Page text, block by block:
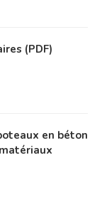
(PDF)
en béton